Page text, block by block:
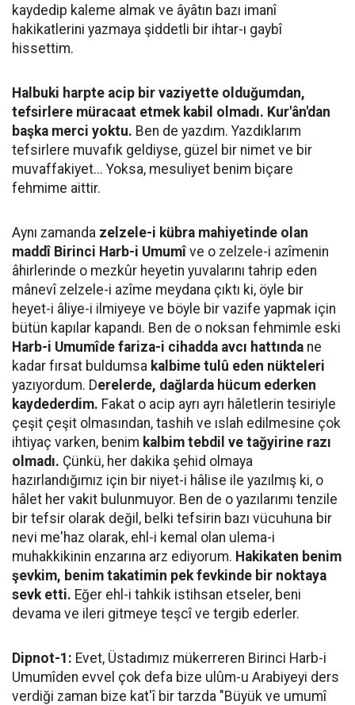
kaydedip kaleme almak ve âyâtın bazı imanî
hakikatlerini yazmaya şiddetli bir ihtar-ı gaybî
hissettim.
Halbuki harpte acip bir vaziyette olduğumdan,
tefsirlere müracaat etmek kabil olmadı. Kur'ân'dan
başka merci yoktu. Ben de yazdım. Yazdıklarım
tefsirlere muvafık geldiyse, güzel bir nimet ve bir
muvaffakiyet... Yoksa, mesuliyet benim biçare
fehmime aittir.
Aynı zamanda zelzele-i kübra mahiyetinde olan
maddî Birinci Harb-i Umumîve o zelzele-i azîmenin
âhirlerinde o mezkûr heyetin yuvalarını tahrip eden
mânevî zelzele-i azîme meydana çıktı ki, öyle bir
heyet-i âliye-i ilmiyeye ve böyle bir vazife yapmak için
bütün kapılar kapandı. Ben de o noksan fehmimle eski
Harb-i Umumîde fariza-i cihadda avcı hattında ne
kadar fırsat buldumsa kalbime tulû eden nükteleri
yazıyordum. Derelerde, dağlarda hücum ederken
kaydederdim. Fakat o acip ayrı ayrı hâletlerin tesiriyle
çeşit çeşit olmasından, tashih ve ıslah edilmesine çok
ihtiyaç varken, benim kalbim tebdil ve tağyirine razı
olmadı. Çünkü, her dakika şehid olmaya
hazırlandığımız için bir niyet-i hâlise ile yazılmış ki, o
hâlet her vakit bulunmuyor. Ben de o yazılarımı tenzile
bir tefsir olarak değil, belki tefsirin bazı vücuhuna bir
nevi me'haz olarak, ehl-i kemal olan ulema-i
muhakkikinin enzarına arz ediyorum. Hakikaten benim
şevkim, benim takatimin pek fevkinde bir noktaya
sevk etti. Eğer ehl-i tahkik istihsan etseler, beni
devama ve ileri gitmeye teşcî ve tergib ederler.
Dipnot-1: Evet, Üstadımız mükerreren Birinci Harb-i
Umumîden evvel çok defa bize ulûm-u Arabiyeyi ders
verdiği zaman bize kat'î bir tarzda "Büyük ve umumî